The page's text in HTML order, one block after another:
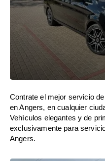
Contrate el mejor servicio de
en Angers, en cualquier
Vehículos elegantes y de
exclusivamente para
Angers.